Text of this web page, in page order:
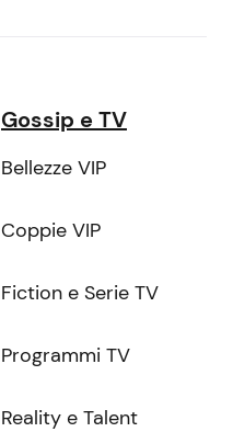
Gossip e TV
Bellezze VIP
Coppie VIP
Fiction e Serie TV
Programmi TV
Reality e Talent